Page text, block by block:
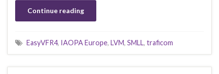
Continue reading
EasyVFR4, IAOPA Europe, LVM, SMLL, traficom